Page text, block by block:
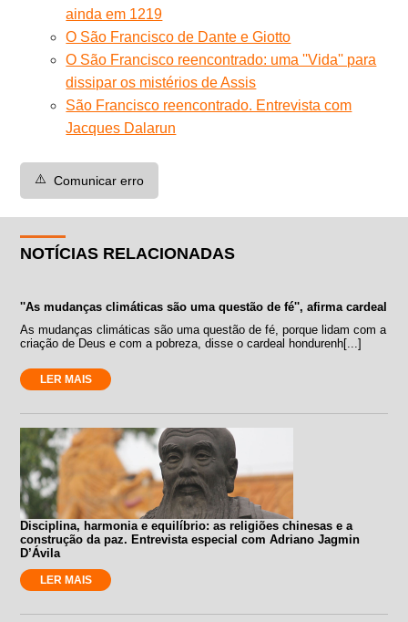
ainda em 1219
O São Francisco de Dante e Giotto
O São Francisco reencontrado: uma ''Vida'' para
dissipar os mistérios de Assis
São Francisco reencontrado. Entrevista com
Jacques Dalarun
⚠️ Comunicar erro
NOTÍCIAS RELACIONADAS
''As mudanças climáticas são uma questão de fé'', afirma cardeal
As mudanças climáticas são uma questão de fé, porque lidam com a
criação de Deus e com a pobreza, disse o cardeal hondurenh[...]
LER MAIS
Disciplina, harmonia e equilíbrio: as religiões chinesas e a
construção da paz. Entrevista especial com Adriano Jagmin
D’Ávila
LER MAIS